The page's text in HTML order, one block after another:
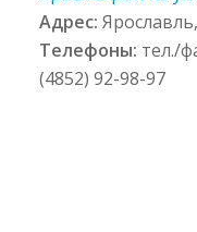
Адрес:
Телефоны: тел./
(4852) 92-98-97